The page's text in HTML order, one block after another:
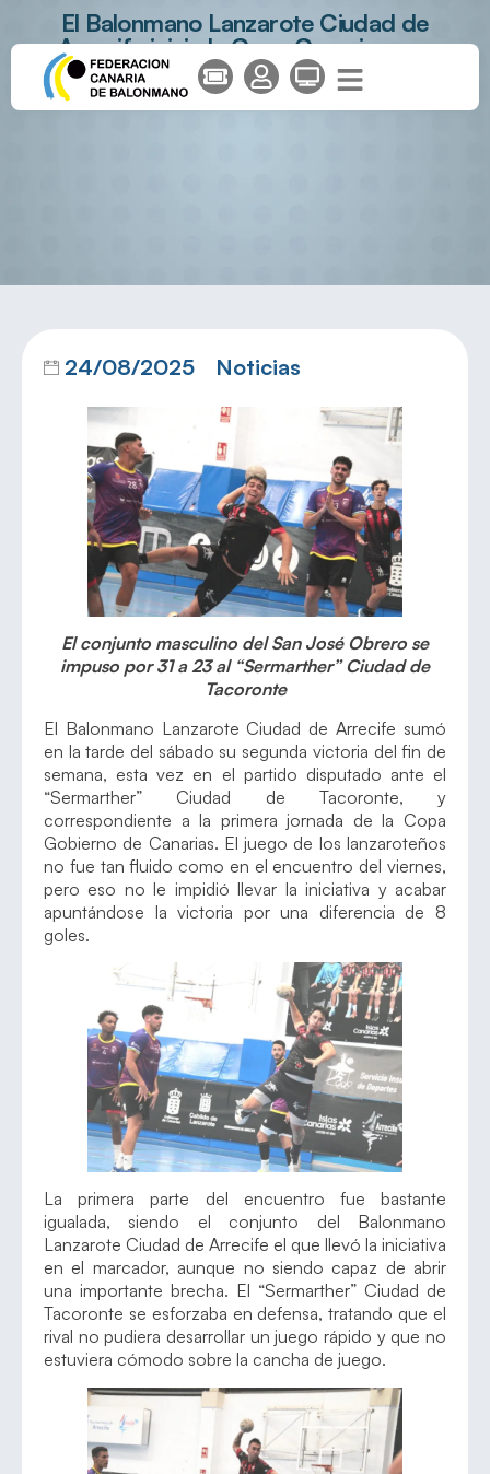
El Balonmano Lanzarote Ciudad de
Arrecife inicia la Copa Canarias con
triunfo
24/08/2025 Noticias
El conjunto masculino del San José Obrero se
impuso por 31 a 23 al “Sermarther” Ciudad de
Tacoronte
El Balonmano Lanzarote Ciudad de Arrecife sumó
en la tarde del sábado su segunda victoria del fin de
semana, esta vez en el partido disputado ante el
“Sermarther” Ciudad de Tacoronte, y
correspondiente a la primera jornada de la Copa
Gobierno de Canarias. El juego de los lanzaroteños
no fue tan fluido como en el encuentro del viernes,
pero eso no le impidió llevar la iniciativa y acabar
apuntándose la victoria por una diferencia de 8
goles.
La primera parte del encuentro fue bastante
igualada, siendo el conjunto del Balonmano
Lanzarote Ciudad de Arrecife el que llevó la iniciativa
en el marcador, aunque no siendo capaz de abrir
una importante brecha. El “Sermarther” Ciudad de
Tacoronte se esforzaba en defensa, tratando que el
rival no pudiera desarrollar un juego rápido y que no
estuviera cómodo sobre la cancha de juego.